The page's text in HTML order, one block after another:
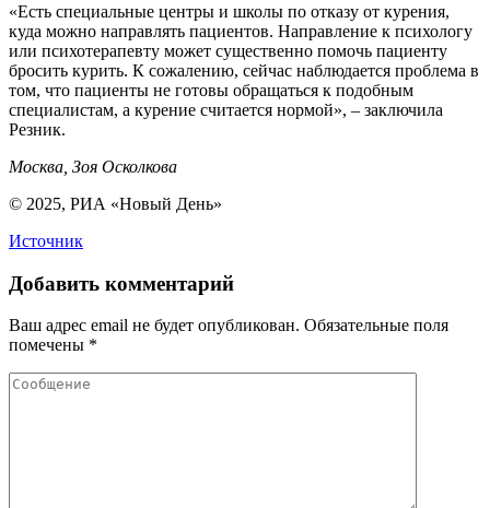
«Есть специальные центры и школы по отказу от курения,
куда можно направлять пациентов. Направление к психологу
или психотерапевту может существенно помочь пациенту
бросить курить. К сожалению, сейчас наблюдается проблема в
том, что пациенты не готовы обращаться к подобным
специалистам, а курение считается нормой», – заключила
Резник.
Москва, Зоя Осколкова
© 2025, РИА «Новый День»
Источник
Добавить комментарий
Ваш адрес email не будет опубликован. Обязательные поля
помечены *